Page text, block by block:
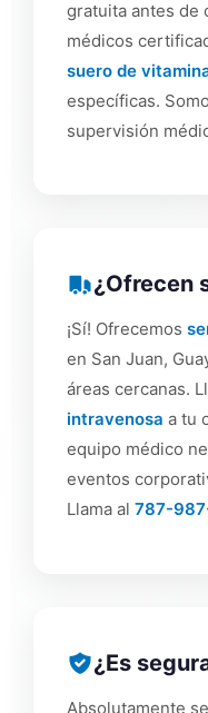
gratuita antes de
médicos
suero de
específicas.
supervisión
¿Ofrecen
¡Sí! Ofrecemos
en San Juan,
áreas cercanas.
intravenosa a tu
equipo médico
eventos
Llama al 787-
¿Es
Absolutamente